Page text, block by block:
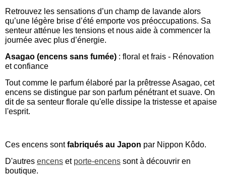
Retrouvez les sensations d’un champ de lavande alors
qu’une légère brise d’été emporte vos préoccupations. Sa
senteur atténue les tensions et nous aide à commencer la
journée avec plus d’énergie.
Asagao (encens sans fumée) : floral et frais - Rénovation
et confiance
Tout comme le parfum élaboré par la prêtresse Asagao, cet
encens se distingue par son parfum pénétrant et suave. On
dit de sa senteur florale qu'elle dissipe la tristesse et apaise
l'esprit.
Ces encens sontfabriqués au Japon par Nippon Kôdo.
D'autres encens et porte-encens sont à découvrir en
boutique.